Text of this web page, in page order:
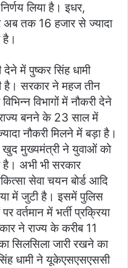
लिया है। इधर,
अब तक 16 हजार से ज्यादा
है।
देने में पुष्कर सिंह धामी
है। सरकार ने महज तीन
विभागों में नौकरी देने
बनने के 23 साल में
नौकरी मिलने में बड़ा है।
खुद मुख्यमंत्री ने युवाओं को
है। अभी भी सरकार
सेवा चयन बोर्ड आदि
में जुटी है। इसमें पुलिस
वर्तमान में भर्ती प्रक्रिया
ने राज्य के करीब 11
सिलसिला जारी रखने का
धामी ने यूकेएसएसएससी